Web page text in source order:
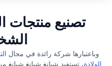
تصنيع منتجات
وباعتبارها شركة رائدة في مجال
الولادة، تستفيد شيانغ شيانغ شيانغ